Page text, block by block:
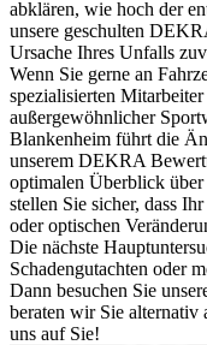
abklären, wie hoch der
unsere geschulten
Ursache Ihres Unfalls
Wenn Sie gerne an
spezialisierten
außergewöhnlicher
Blankenheim führt die
unserem DEKRA
optimalen Überblick
stellen Sie sicher, dass
oder optischen
Die nächste
Schadengutachten oder
Dann besuchen Sie
beraten wir Sie
uns auf Sie!